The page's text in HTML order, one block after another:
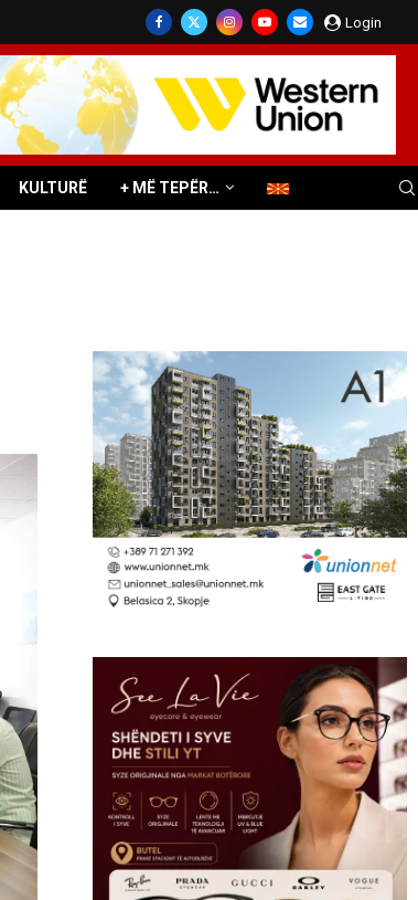
Login
KULTURË + MË TEPËR…